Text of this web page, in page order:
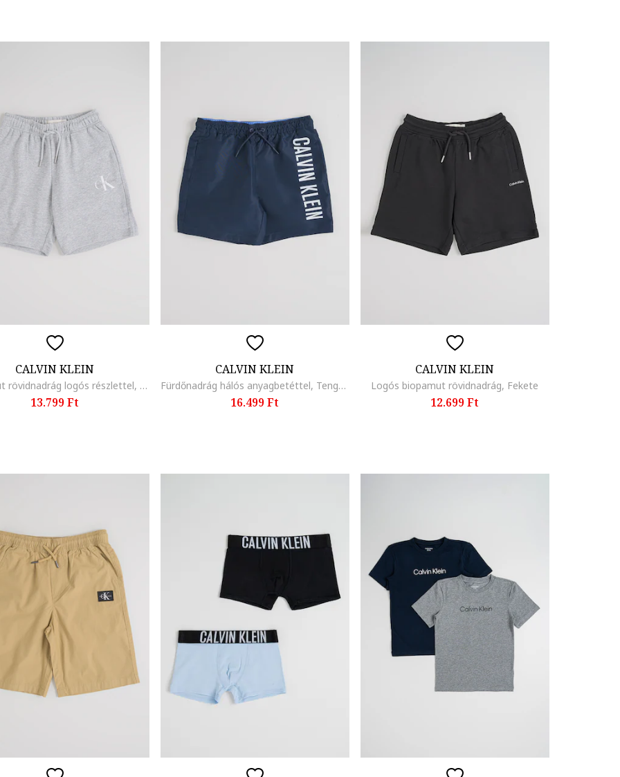
CALVIN KLEIN
Biopamut rövidnadrág logós részlettel, Melange világosszürke
13.799 Ft
CALVIN KLEIN
Fürdőnadrág hálós anyagbetéttel, Tengerészkék
16.499 Ft
CALVIN KLEIN
Logós biopamut rövidnadrág, Fekete
12.699 Ft